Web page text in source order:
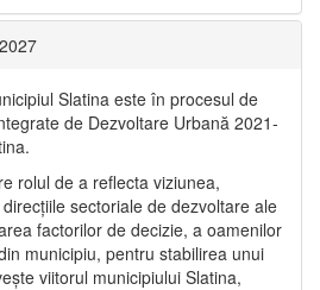
Slatina este în procesul de
de Dezvoltare Urbană 2021‐
rolul de a reflecta viziunea,
sectoriale de dezvoltare ale
factorilor de decizie, a oamenilor
municipiu, pentru stabilirea unui
viitorul municipiului Slatina,